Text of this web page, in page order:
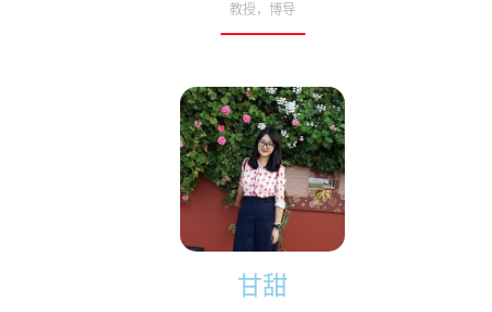
教授，博导
甘甜